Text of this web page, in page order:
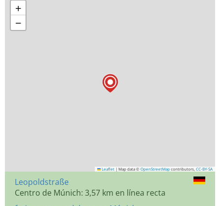
+
−
Leaflet | Map data © OpenStreetMap contributors, CC-BY-SA
Leopoldstraße
Centro de Múnich: 3,57 km en línea recta